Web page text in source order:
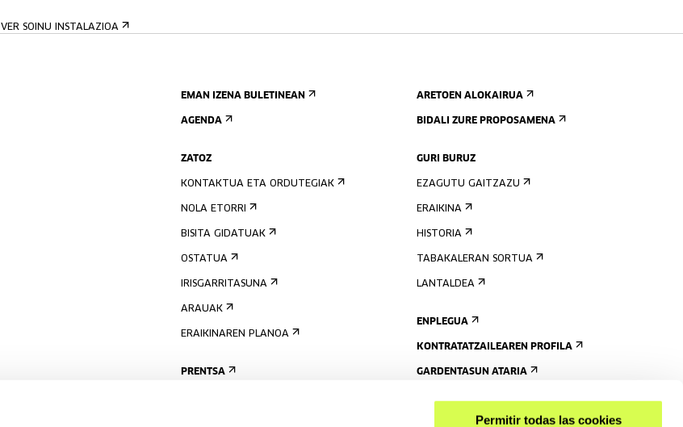
Permitir todas las cookies
VER SOINU INSTALAZIOA
EMAN IZENA BULETINEAN
AGENDA
ZATOZ
KONTAKTUA ETA ORDUTEGIAK
NOLA ETORRI
BISITA GIDATUAK
OSTATUA
IRISGARRITASUNA
ARAUAK
ERAIKINAREN PLANOA
PRENTSA
ARETOEN ALOKAIRUA
BIDALI ZURE PROPOSAMENA
GURI BURUZ
EZAGUTU GAITZAZU
ERAIKINA
HISTORIA
TABAKALERAN SORTUA
LANTALDEA
ENPLEGUA
KONTRATATZAILEAREN PROFILA
GARDENTASUN ATARIA